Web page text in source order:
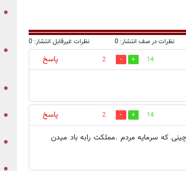
نظرات در صف انتشار: 0 نظرات غیرقابل انتشار: 0
14
2
پاسخ
14
2
پاسخ
که سرمایه مردم .مملکت رابه باد میدن